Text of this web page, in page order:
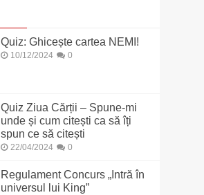
Quiz: Ghicește cartea NEMI!
10/12/2024 0
Quiz Ziua Cărții – Spune-mi
unde și cum citești ca să îți
spun ce să citești
22/04/2024 0
Regulament Concurs „Intră în
universul lui King”